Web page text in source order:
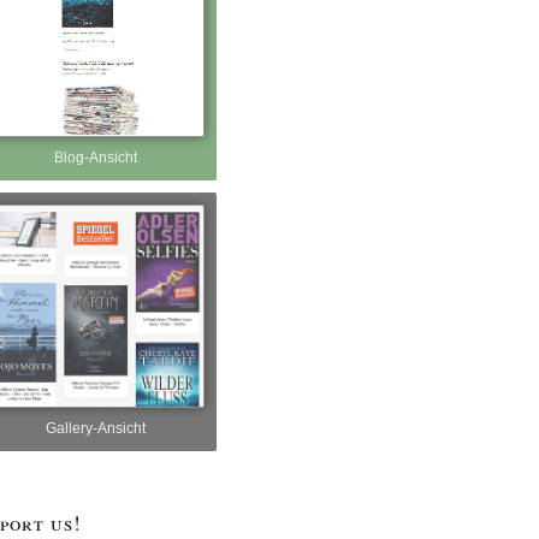
Blog-Ansicht
Gallery-Ansicht
us!